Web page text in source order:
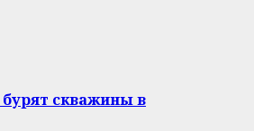
скважины в